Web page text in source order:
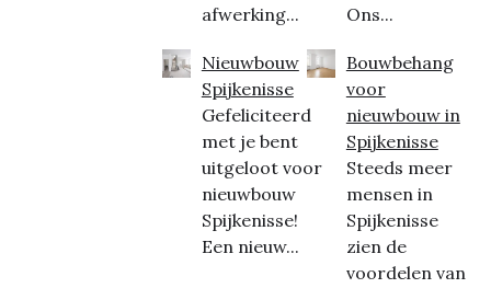
afwerking...
Nieuwbouw
Spijkenisse
Gefeliciteerd
met je bent
uitgeloot voor
nieuwbouw
Spijkenisse!
Een nieuw...
Ons...
Bouwbehang
voor
nieuwbouw in
Spijkenisse
Steeds meer
mensen in
Spijkenisse
zien de
voordelen van